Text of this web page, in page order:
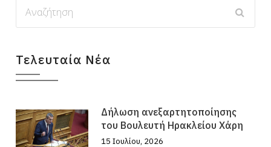
Τελευταία Νέα
Δήλωση ανεξαρτητοποίησης
του Βουλευτή Ηρακλείου Χάρη
15 Ιουλίου, 2026